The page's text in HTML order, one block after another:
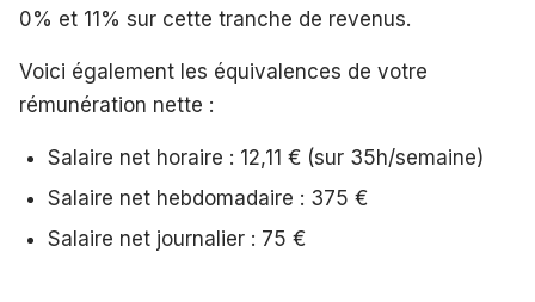
0% et 11% sur cette tranche de revenus.
Voici également les équivalences de votre
rémunération nette :
Salaire net horaire : 12,11 € (sur 35h/semaine)
Salaire net hebdomadaire : 375 €
Salaire net journalier : 75 €